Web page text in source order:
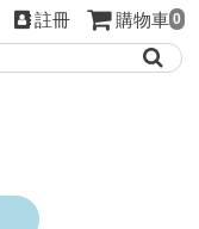
註冊 購物車 0